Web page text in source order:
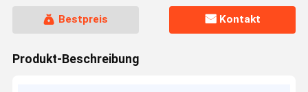
Bestpreis Kontakt
Produkt-Beschreibung